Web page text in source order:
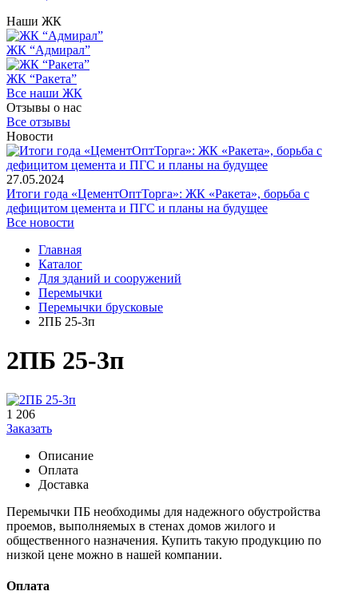
Наши ЖК
ЖК “Адмирал”
ЖК “Ракета”
Все наши ЖК
Отзывы о нас
Все отзывы
Новости
27.05.2024
Итоги года «ЦементОптТорга»: ЖК «Ракета», борьба с
дефицитом цемента и ПГС и планы на будущее
Все новости
Главная
Каталог
Для зданий и сооружений
Перемычки
Перемычки брусковые
2ПБ 25-3п
2ПБ 25-3п
1 206
Заказать
Описание
Оплата
Доставка
Перемычки ПБ необходимы для надежного обустройства
проемов, выполняемых в стенах домов жилого и
общественного назначения. Купить такую продукцию по
низкой цене можно в нашей компании.
Оплата